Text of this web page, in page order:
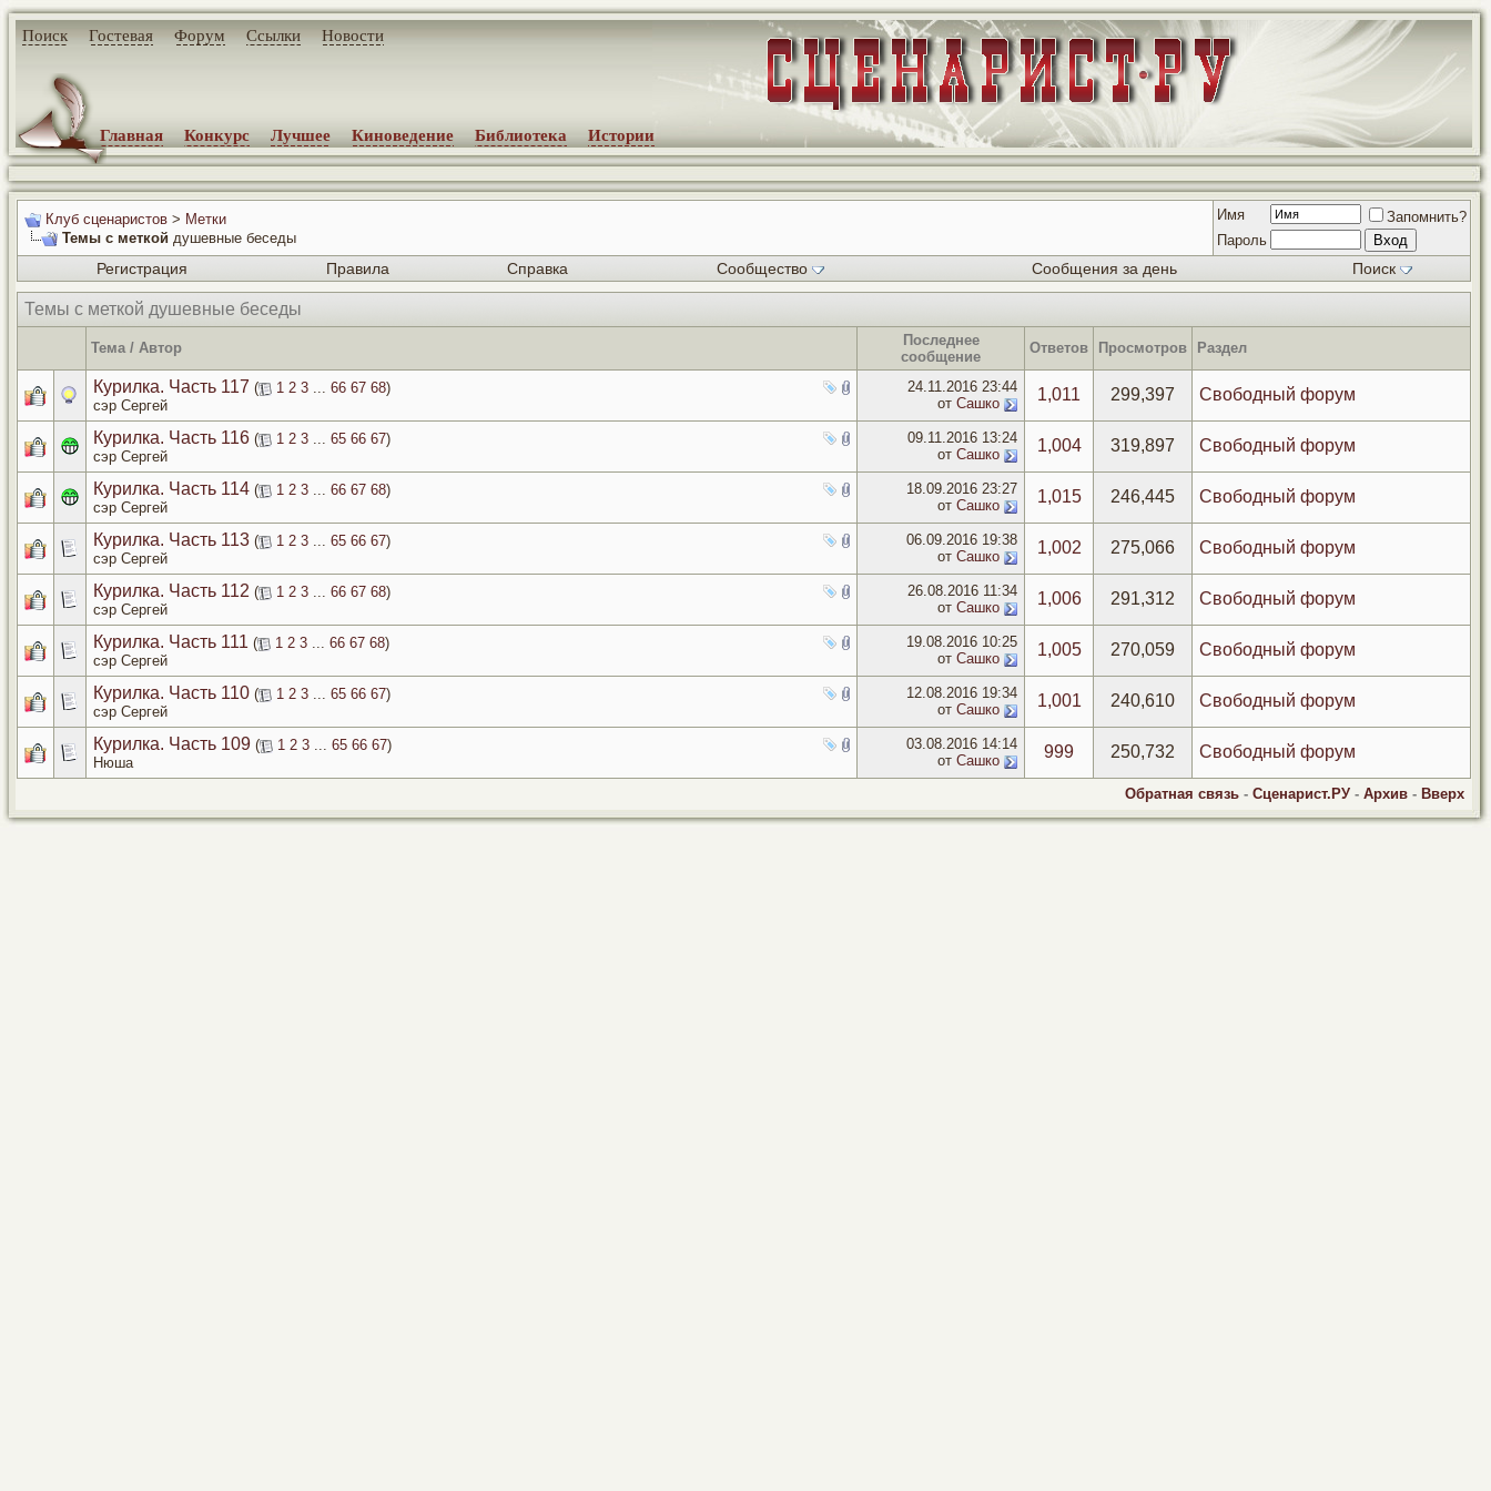
Поиск Гостевая Форум Ссылки Новости
Главная Конкурс Лучшее Киноведение Библиотека Истории
Клуб сценаристов > Метки
Темы с меткой душевные беседы
Имя
Запомнить?
Пароль
Регистрация Правила Справка Сообщество Сообщения за день Поиск
Темы с меткой душевные беседы
Тема / Автор
Последнее
сообщение
Ответов Просмотров Раздел
Курилка. Часть 117 ( 1 2 3 ... 66 67 68)
сэр Сергей
24.11.2016 23:44
от Сашко 1,011 299,397 Свободный форум
Курилка. Часть 116 ( 1 2 3 ... 65 66 67)
сэр Сергей
09.11.2016 13:24
от Сашко 1,004 319,897 Свободный форум
Курилка. Часть 114 ( 1 2 3 ... 66 67 68)
сэр Сергей
18.09.2016 23:27
от Сашко 1,015 246,445 Свободный форум
Курилка. Часть 113 ( 1 2 3 ... 65 66 67)
сэр Сергей
06.09.2016 19:38
от Сашко 1,002 275,066 Свободный форум
Курилка. Часть 112 ( 1 2 3 ... 66 67 68)
сэр Сергей
26.08.2016 11:34
от Сашко 1,006 291,312 Свободный форум
Курилка. Часть 111 ( 1 2 3 ... 66 67 68)
сэр Сергей
19.08.2016 10:25
от Сашко 1,005 270,059 Свободный форум
Курилка. Часть 110 ( 1 2 3 ... 65 66 67)
сэр Сергей
12.08.2016 19:34
от Сашко 1,001 240,610 Свободный форум
Курилка. Часть 109 ( 1 2 3 ... 65 66 67)
Нюша
03.08.2016 14:14
от Сашко 999 250,732 Свободный форум
Обратная связь - Сценарист.РУ - Архив - Вверх